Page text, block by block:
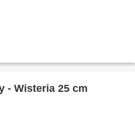
- Wisteria 25 cm